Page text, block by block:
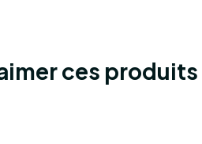
ces produits